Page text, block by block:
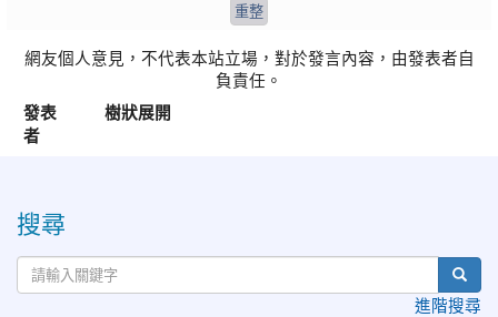
網友個人意見，不代表本站立場，對於發言內容，由發表者自
負責任。
發表
者
樹狀展開
搜尋
進階搜尋